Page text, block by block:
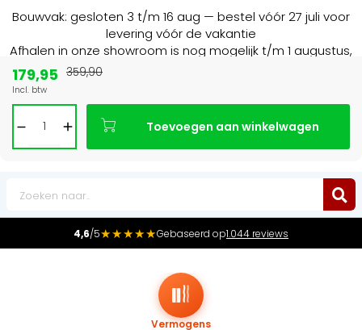
Bouwvak: gesloten 3 t/m 16 aug — bestel vóór 27 juli voor
levering vóór de vakantie
Afhalen in onze showroom is nog mogelijk t/m 1 augustus,
4,6/5★★★★★Gebaseerd op1.044 reviews
Vermogens
179,95
Incl. btw
359,90
Toevoegen aan winkelwagen